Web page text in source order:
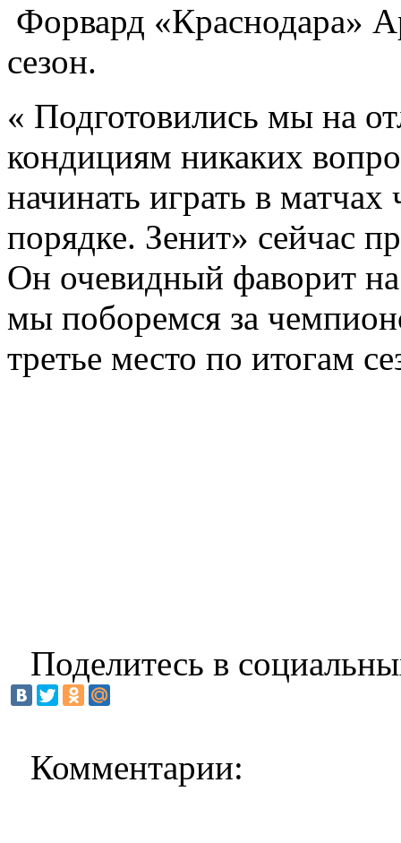
Форвард «Краснодара»
сезон.
« Подготовились мы на
кондициям никаких
начинать играть в
порядке. Зенит» сейчас
Он очевидный фаворит
мы поборемся за
третье место по итогам
Поделитесь в
Комментарии: